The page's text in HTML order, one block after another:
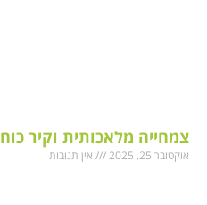
צמחייה מלאכותית וקיר כוח
אוקטובר 25, 2025 אין תגובות